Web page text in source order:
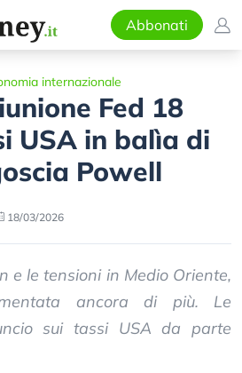
Abbonati
internazionale
Fed 18
USA in balìa di
Powell
18/03/2026
e le tensioni in Medio Oriente,
ancora di più. Le
sui tassi USA da parte